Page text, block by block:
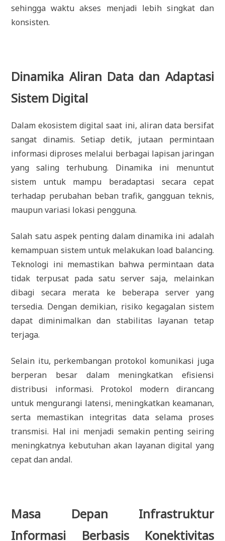
sehingga waktu akses menjadi lebih singkat dan
konsisten.
Dinamika Aliran Data dan Adaptasi
Sistem Digital
Dalam ekosistem digital saat ini, aliran data bersifat
sangat dinamis. Setiap detik, jutaan permintaan
informasi diproses melalui berbagai lapisan jaringan
yang saling terhubung. Dinamika ini menuntut
sistem untuk mampu beradaptasi secara cepat
terhadap perubahan beban trafik, gangguan teknis,
maupun variasi lokasi pengguna.
Salah satu aspek penting dalam dinamika ini adalah
kemampuan sistem untuk melakukan load balancing.
Teknologi ini memastikan bahwa permintaan data
tidak terpusat pada satu server saja, melainkan
dibagi secara merata ke beberapa server yang
tersedia. Dengan demikian, risiko kegagalan sistem
dapat diminimalkan dan stabilitas layanan tetap
terjaga.
Selain itu, perkembangan protokol komunikasi juga
berperan besar dalam meningkatkan efisiensi
distribusi informasi. Protokol modern dirancang
untuk mengurangi latensi, meningkatkan keamanan,
serta memastikan integritas data selama proses
transmisi. Hal ini menjadi semakin penting seiring
meningkatnya kebutuhan akan layanan digital yang
cepat dan andal.
Masa Depan Infrastruktur
Informasi Berbasis Konektivitas